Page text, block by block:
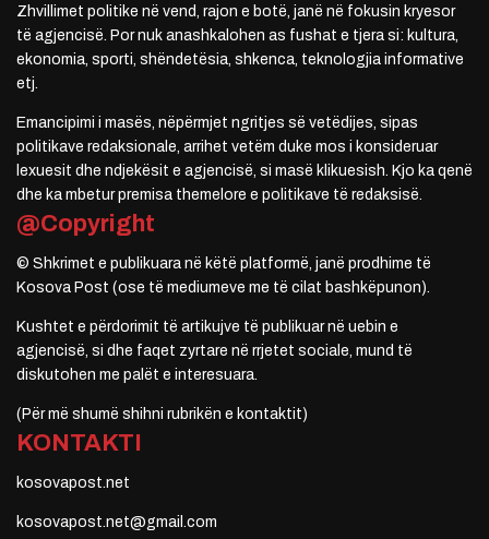
Zhvillimet politike në vend, rajon e botë, janë në fokusin kryesor
të agjencisë. Por nuk anashkalohen as fushat e tjera si: kultura,
ekonomia, sporti, shëndetësia, shkenca, teknologjia informative
etj.
Emancipimi i masës, nëpërmjet ngritjes së vetëdijes, sipas
politikave redaksionale, arrihet vetëm duke mos i konsideruar
lexuesit dhe ndjekësit e agjencisë, si masë klikuesish. Kjo ka qenë
dhe ka mbetur premisa themelore e politikave të redaksisë.
@Copyright
© Shkrimet e publikuara në këtë platformë, janë prodhime të
Kosova Post (ose të mediumeve me të cilat bashkëpunon).
Kushtet e përdorimit të artikujve të publikuar në uebin e
agjencisë, si dhe faqet zyrtare në rrjetet sociale, mund të
diskutohen me palët e interesuara.
(Për më shumë shihni rubrikën e kontaktit)
KONTAKTI
kosovapost.net
kosovapost.net@gmail.com